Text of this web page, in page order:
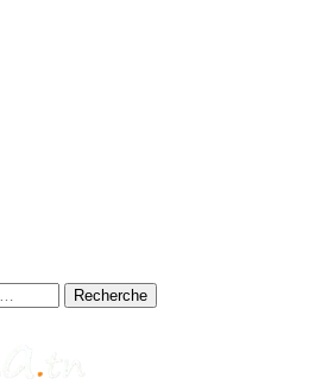
Recherche